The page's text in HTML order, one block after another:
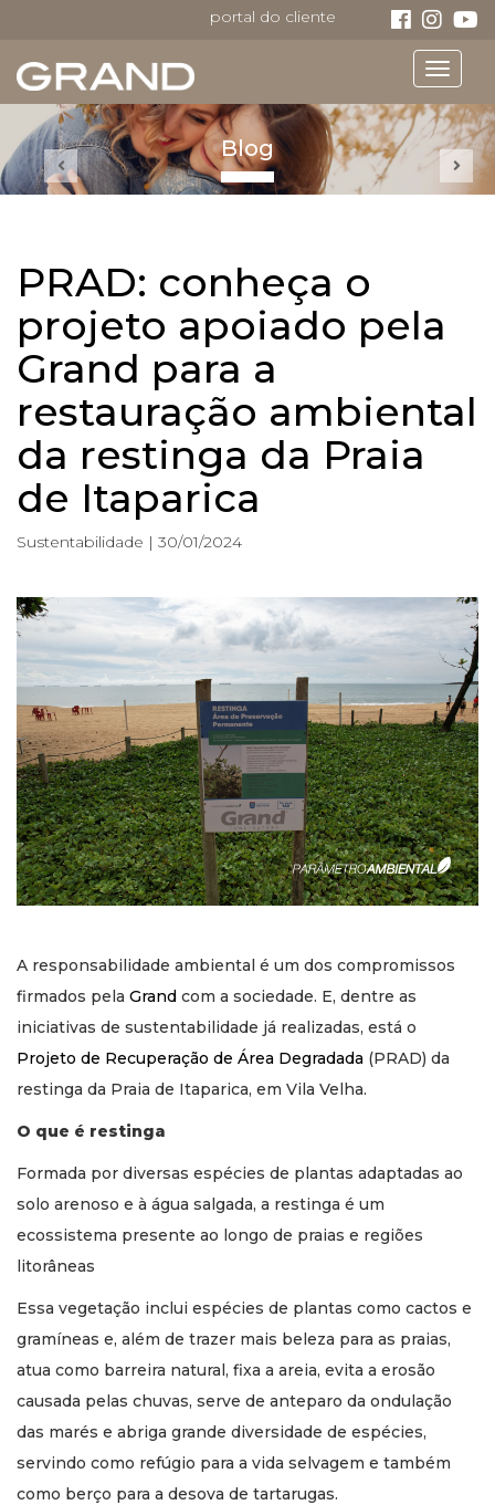
portal do cliente
Toggle
Blog
PRAD: conheça o
projeto apoiado pela
Grand para a
restauração ambiental
da restinga da Praia
de Itaparica
Sustentabilidade | 30/01/2024
A responsabilidade ambiental é um dos compromissos
firmados pela Grand com a sociedade. E, dentre as
iniciativas de sustentabilidade já realizadas, está o
Projeto de Recuperação de Área Degradada (PRAD) da
restinga da Praia de Itaparica, em Vila Velha.
O que é restinga
Formada por diversas espécies de plantas adaptadas ao
solo arenoso e à água salgada, a restinga é um
ecossistema presente ao longo de praias e regiões
litorâneas
Essa vegetação inclui espécies de plantas como cactos e
gramíneas e, além de trazer mais beleza para as praias,
atua como barreira natural, fixa a areia, evita a erosão
causada pelas chuvas, serve de anteparo da ondulação
das marés e abriga grande diversidade de espécies,
servindo como refúgio para a vida selvagem e também
como berço para a desova de tartarugas.